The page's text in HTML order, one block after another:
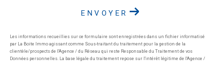
ENVOYER
Les informations recueillies sur ce formulaire sont enregistrées dans un fichier informatisé
par La Boite Immo agissant comme Sous-traitant du traitement pour la gestion de la
clientèle/prospects de l'Agence / du Réseau qui reste Responsable du Traitement de vos
Données personnelles. La base légale du traitement repose sur l'intérêt légitime de l'Agence /